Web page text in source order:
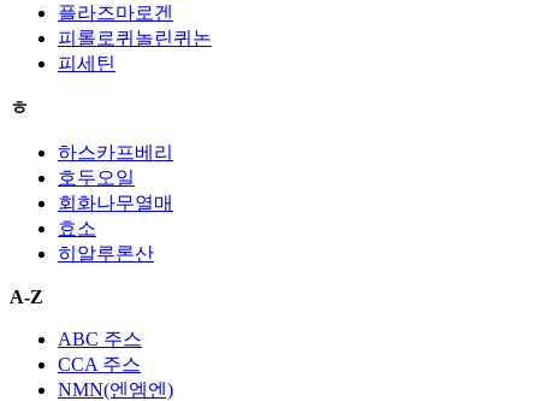
플라즈마로겐
피롤로퀴놀린퀴논
피세틴
ㅎ
하스카프베리
호두오일
회화나무열매
효소
히알루론산
A-Z
ABC 주스
CCA 주스
NMN(엔엠엔)